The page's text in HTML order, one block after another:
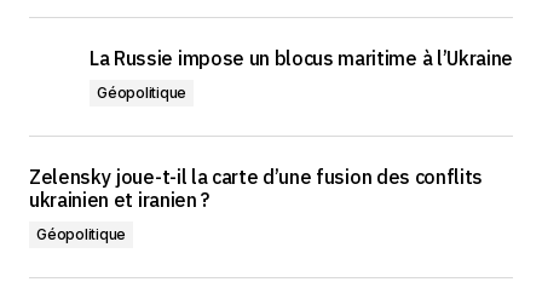
La Russie impose un blocus maritime à l’Ukraine
Géopolitique
Zelensky joue-t-il la carte d’une fusion des conflits
ukrainien et iranien ?
Géopolitique